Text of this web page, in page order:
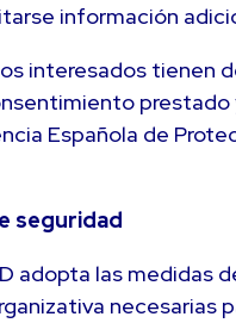
información
interesados tienen
prestado
Española de
seguridad
adopta las medidas
necesarias